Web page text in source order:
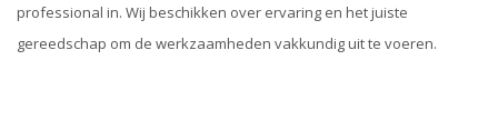
professional in. Wij beschikken over ervaring en het juiste
gereedschap om de werkzaamheden vakkundig uit te voeren.